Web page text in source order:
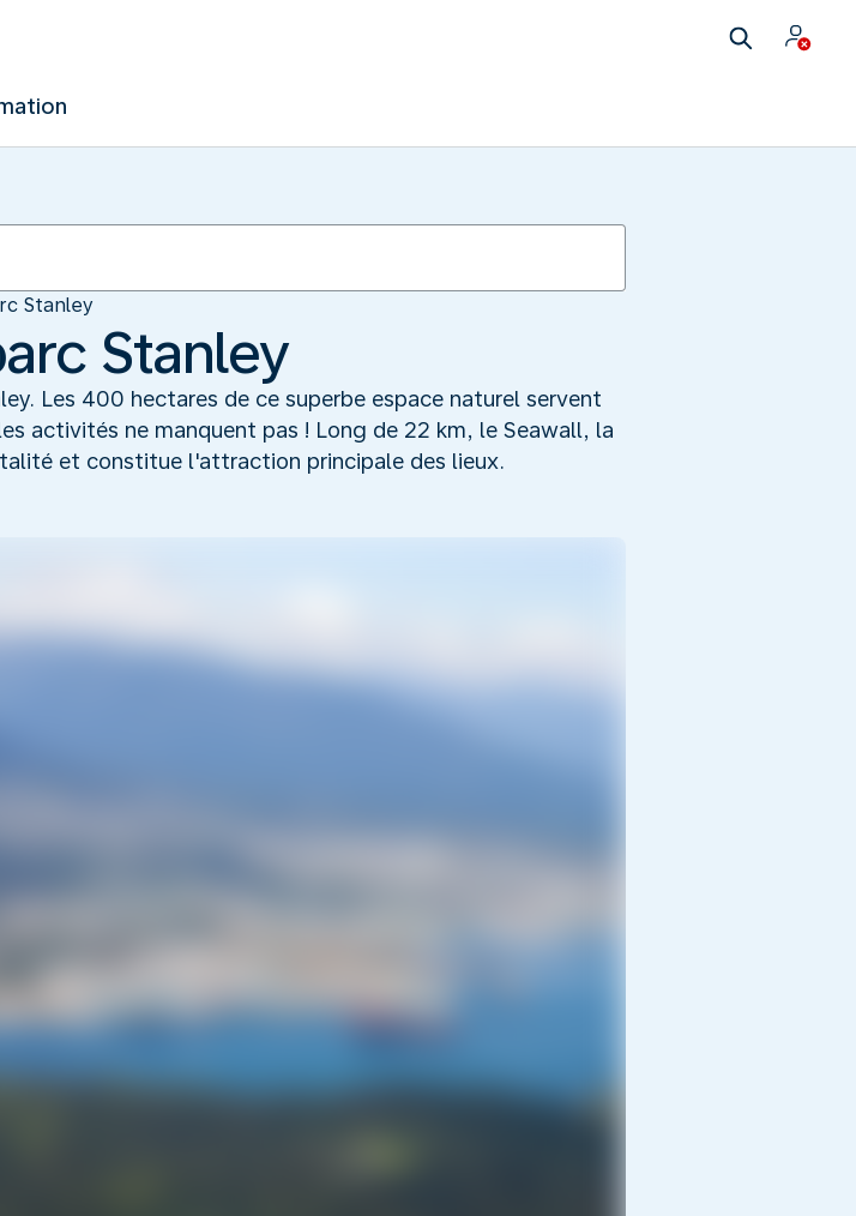
Stanley
Stanley
Les 400 hectares de ce superbe espace naturel servent
activités ne manquent pas ! Long de 22 km, le Seawall, la
et constitue l'attraction principale des lieux.